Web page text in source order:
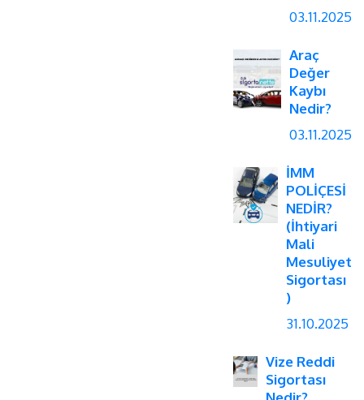
03.11.2025
Araç
Değer
Kaybı
Nedir?
03.11.2025
İMM
POLİÇESİ
NEDİR?
(İhtiyari
Mali
Mesuliyet
Sigortası
)
31.10.2025
Vize Reddi
Sigortası